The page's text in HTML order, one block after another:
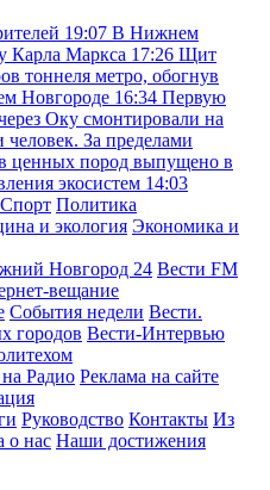
19:07 В Нижнем
Карла Маркса 17:26 Щит
тоннеля метро, обогнув
Новгороде 16:34 Первую
Оку смонтировали на
человек. За пределами
ценных пород выпущено в
экосистем 14:03
Спорт Политика
и экология Экономика и
Новгород 24 Вести FM
вещание
События недели Вести.
городов Вести-Интервью
Радио Реклама на сайте
Руководство Контакты Из
о нас Наши достижения